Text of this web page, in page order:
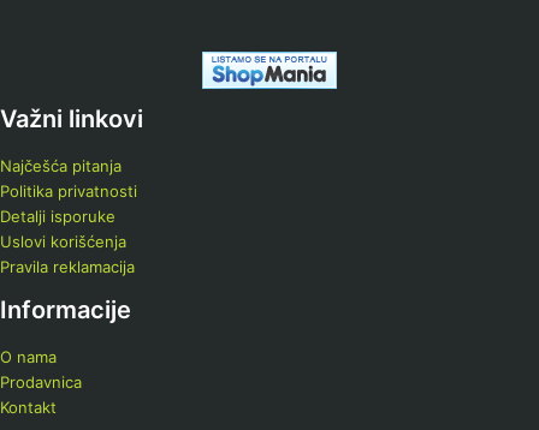
Važni linkovi
Najčešća pitanja
Politika privatnosti
Detalji isporuke
Uslovi korišćenja
Pravila reklamacija
Informacije
O nama
Prodavnica
Kontakt